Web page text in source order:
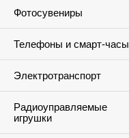
Фотосувениры
Телефоны и смарт-часы
Электротранспорт
Радиоуправляемые
игрушки